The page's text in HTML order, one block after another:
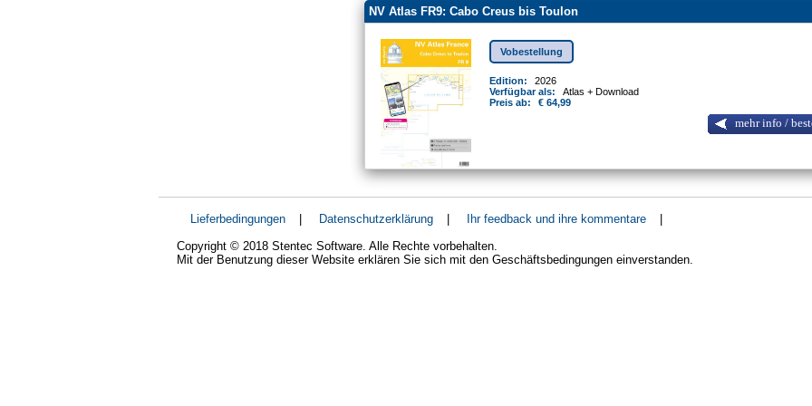
NV Atlas FR9: Cabo Creus bis Toulon
Vobestellung
Edition:
2026
Verfügbar als:
Atlas + Download
Preis ab:
€ 64,99
mehr info /
Lieferbedingungen | Datenschutzerklärung | Ihr feedback und ihre kommentare
|
Copyright © 2018 Stentec Software. Alle Rechte vorbehalten.
Mit der Benutzung dieser Website erklären Sie sich mit den Geschäftsbedingungen einverstanden.